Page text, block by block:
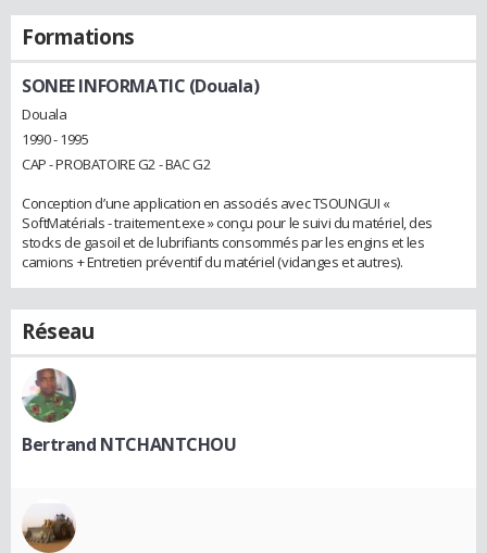
Formations
SONEE INFORMATIC (Douala)
Douala
1990 - 1995
CAP - PROBATOIRE G2 - BAC G2
Conception d’une application en associés avec TSOUNGUI «
SoftMatérials - traitement.exe » conçu pour le suivi du matériel, des
stocks de gasoil et de lubrifiants consommés par les engins et les
camions + Entretien préventif du matériel (vidanges et autres).
Réseau
Bertrand NTCHANTCHOU